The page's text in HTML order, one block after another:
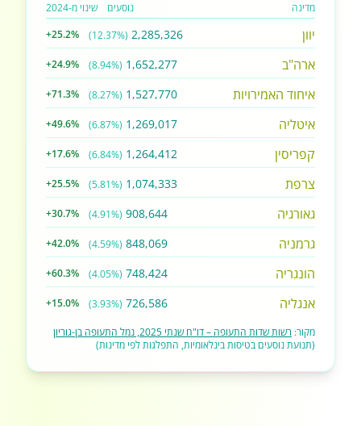
מדינה נוסעים שינוי מ-2024
יוון 2,285,326
(12.37%)
+25.2%
ארה"ב 1,652,277
(8.94%)
+24.9%
איחוד האמירויות 1,527,770
(8.27%)
+71.3%
איטליה 1,269,017
(6.87%)
+49.6%
קפריסין 1,264,412
(6.84%)
+17.6%
צרפת 1,074,333
(5.81%)
+25.5%
גאורגיה 908,644
(4.91%)
+30.7%
גרמניה 848,069
(4.59%)
+42.0%
הונגריה 748,424
(4.05%)
+60.3%
אנגליה 726,586
(3.93%)
+15.0%
מקור: רשות שדות התעופה – דו"ח שנתי 2025, נמל התעופה בן-גוריון
(תנועת נוסעים בטיסות בינלאומיות, התפלגות לפי מדינות)